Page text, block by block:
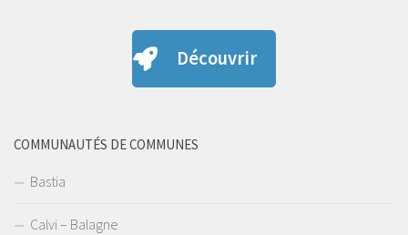
Découvrir
COMMUNAUTÉS DE COMMUNES
Bastia
Calvi – Balagne